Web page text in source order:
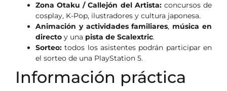
Zona Otaku / Callejón del Artista:concursos de
cosplay, K-Pop, ilustradores y cultura japonesa.
Animación y actividades familiares, música en
directo y una pista de Scalextric.
Sorteo: todos los asistentes podrán participar en
el sorteo de una PlayStation 5.
Información práctica